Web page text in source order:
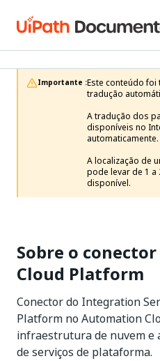
Importante :Este conteúdo
tradução
A tradução dos
disponíveis no
automaticamente.
A localização de
pode levar de 1 a
disponível.
Sobre o
Cloud Platform
Conector do Integration
Platform no Automation
infraestrutura de nuvem e
de serviços de plataforma.